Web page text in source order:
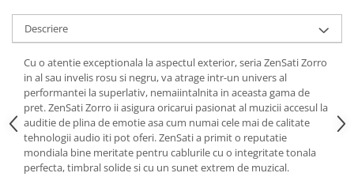
Descriere
Cu o atentie exceptionala la aspectul exterior, seria ZenSati Zorro
in al sau invelis rosu si negru, va atrage intr-un univers al
performantei la superlativ, nemaiintalnita in aceasta gama de
pret. ZenSati Zorro ii asigura oricarui pasionat al muzicii accesul la
auditie de plina de emotie asa cum numai cele mai de calitate
tehnologii audio iti pot oferi. ZenSati a primit o reputatie
mondiala bine meritate pentru cablurile cu o integritate tonala
perfecta, timbral solide si cu un sunet extrem de muzical.